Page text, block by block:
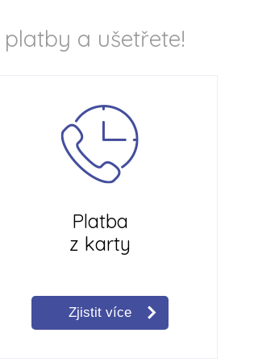
a ušetřete!
Platba
z karty
Zjistit více